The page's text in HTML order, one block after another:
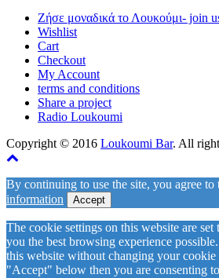
Ζήσε μοναδικά το Λουκούμι- join
Wishlist
Cart
Checkout
My Account
terms and conditions
Share a project
Radio Loukoumi
Copyright © 2016 Loukoumi Bar. All
By continuing to use the site, you agree to
information
Accept
The cookie settings on this website are
you the best browsing experience
this website without changing your
"Accept" below then you are consenting